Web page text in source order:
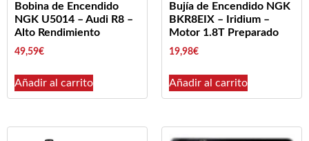
Bobina de Encendido
NGK U5014 – Audi R8 –
Alto Rendimiento
49,59€
Añadir al carrito
Bujía de Encendido NGK
BKR8EIX – Iridium –
Motor 1.8T Preparado
19,98€
Añadir al carrito